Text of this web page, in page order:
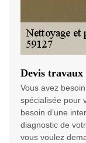
Devis travaux
Vous avez
spécialisée pour
besoin d’une
diagnostic de
vous voulez